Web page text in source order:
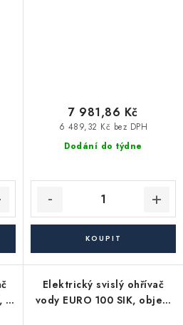
Dodání do týdne
6 489,32 Kč bez DPH
7 981,86 Kč
2
Elektrický svislý ohřívač
vody EURO 100 SIK, objem